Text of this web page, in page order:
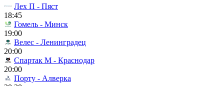
Лех П - Пяст
18:45
Гомель - Минск
19:00
Велес - Ленинградец
20:00
Спартак М - Краснодар
20:00
Порту - Алверка